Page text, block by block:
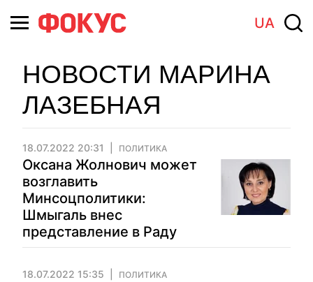
UA
НОВОСТИ МАРИНА
ЛАЗЕБНАЯ
18.07.2022 20:31 ПОЛИТИКА
Оксана Жолнович может
возглавить
Минсоцполитики:
Шмыгаль внес
представление в Раду
18.07.2022 15:35 ПОЛИТИКА